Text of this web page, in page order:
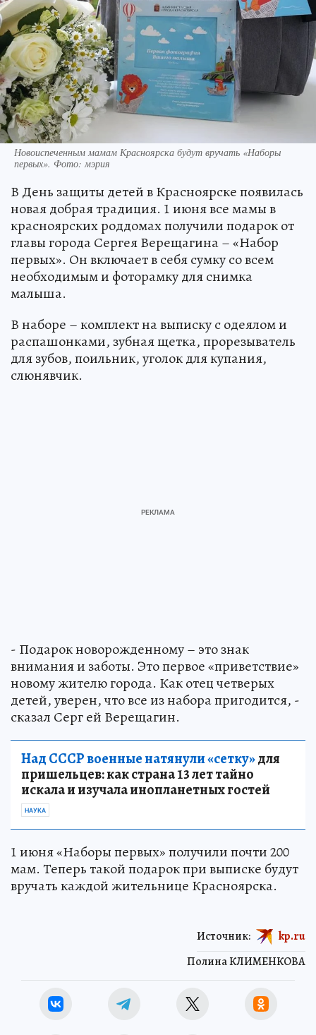
Новоиспеченным мамам Красноярска будут вручать «Наборы
первых». Фото: мэрия
В День защиты детей в Красноярске появилась
новая добрая традиция. 1 июня все мамы в
красноярских роддомах получили подарок от
главы города Сергея Верещагина – «Набор
первых». Он включает в себя сумку со всем
необходимым и фоторамку для снимка
малыша.
В наборе – комплект на выписку с одеялом и
распашонками, зубная щетка, прорезыватель
для зубов, поильник, уголок для купания,
слюнявчик.
- Подарок новорожденному – это знак
внимания и заботы. Это первое «приветствие»
новому жителю города. Как отец четверых
детей, уверен, что все из набора пригодится, -
сказал Серг ей Верещагин.
Над СССР военные натянули «сетку»для
пришельцев: как страна 13 лет тайно
искала и изучала инопланетных гостей
НАУКА
1 июня «Наборы первых» получили почти 200
мам. Теперь такой подарок при выписке будут
вручать каждой жительнице Красноярска.
Полина КЛИМЕНКОВА
Источник: kp.ru